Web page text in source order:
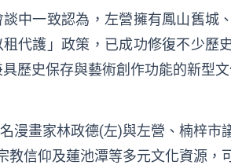
談中一致認為，左營擁有鳳山舊城
代護」政策，已成功修復不少歷
歷史保存與藝術創作功能的新型文
漫畫家林政德(左)與左營、楠梓市
教信仰及蓮池潭等多元文化資源，